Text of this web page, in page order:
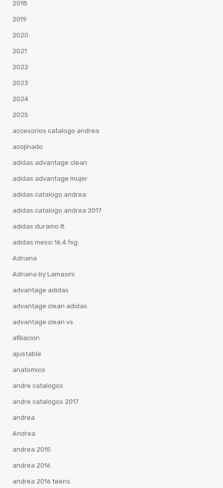
2018
2019
2020
2021
2022
2023
2024
2025
accesorios catalogo andrea
acojinado
adidas advantage clean
adidas advantage mujer
adidas catalogo andrea
adidas catalogo andrea 2017
adidas duramo 8
adidas messi 16.4 fxg
Adriana
Adriana by Lamasini
advantage adidas
advantage clean adidas
advantage clean vs
afiliacion
ajustable
anatomico
andre catalogos
andre catalogos 2017
andrea
Andrea
andrea 2015
andrea 2016
andrea 2016 teens